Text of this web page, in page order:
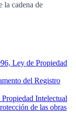
la cadena de
Ley de Propiedad
del Registro
Intelectual
de las obras